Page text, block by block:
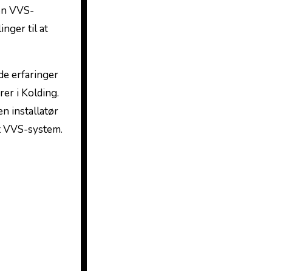
VVS-
til at
erfaringer
⁢i‍ Kolding.
installatør
system.